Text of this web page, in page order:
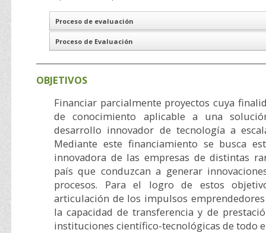
Proceso de evaluación
Proceso de Evaluación
OBJETIVOS
Financiar parcialmente proyectos cuya
de conocimiento aplicable a una
desarrollo innovador de tecnología a
Mediante este financiamiento se busca
innovadora de las empresas de distintas
país que conduzcan a generar
procesos. Para el logro de estos
articulación de los impulsos
la capacidad de transferencia y de
instituciones científico-tecnológicas de todo